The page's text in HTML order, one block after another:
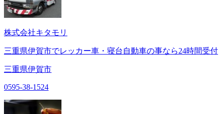
株式会社キタモリ
三重県伊賀市でレッカー車・寝台自動車の事なら24時間受付
三重県伊賀市
0595-38-1524